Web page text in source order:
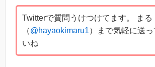
Twitterで質問うけつけてます。 まる
（@hayaokimaru1）まで気軽に送
いね